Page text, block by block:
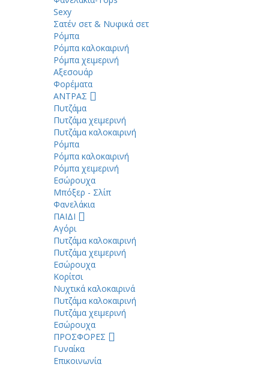
Sexy
Σατέν σετ & Νυφικά σετ
Ρόμπα
Ρόμπα καλοκαιρινή
Ρόμπα χειμερινή
Αξεσουάρ
Φορέματα
ΑΝΤΡΑΣ
Πυτζάμα
Πυτζάμα χειμερινή
Πυτζάμα καλοκαιρινή
Ρόμπα
Ρόμπα καλοκαιρινή
Ρόμπα χειμερινή
Εσώρουχα
Μπόξερ - Σλίπ
Φανελάκια
ΠΑΙΔΙ
Αγόρι
Πυτζάμα καλοκαιρινή
Πυτζάμα χειμερινή
Εσώρουχα
Κορίτσι
Νυχτικά καλοκαιρινά
Πυτζάμα καλοκαιρινή
Πυτζάμα χειμερινή
Εσώρουχα
ΠΡΟΣΦΟΡΕΣ
Γυναίκα
Επικοινωνία